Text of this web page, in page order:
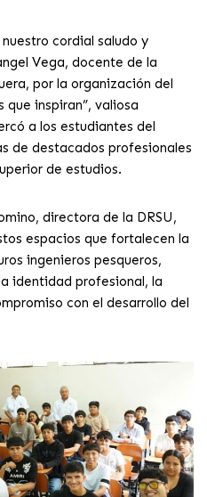
cordial saludo y
Vega, docente de la
por la organización del
que inspiran”, valiosa
a los estudiantes del
de destacados profesionales
de estudios.
directora de la DRSU,
espacios que fortalecen la
ingenieros pesqueros,
identidad profesional, la
con el desarrollo del